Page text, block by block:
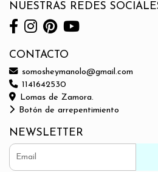
NUESTRAS REDES
CONTACTO
somosheymanolo@gmail.com
1141642530
Lomas de Zamora.
Botón de arrepentimiento
NEWSLETTER